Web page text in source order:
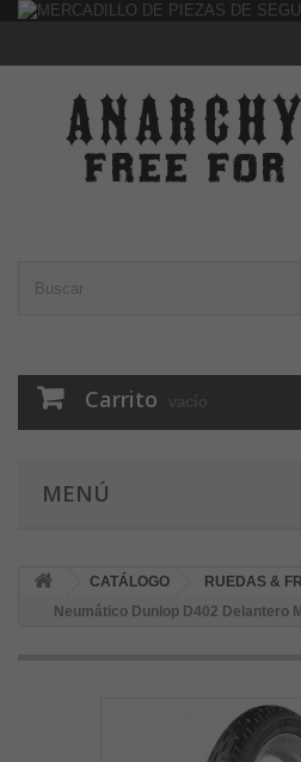
Carrito vacío
MENÚ
CATÁLOGO RUEDAS &
Neumático Dunlop D402 Delantero